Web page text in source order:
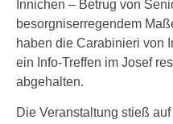
Innichen – Betrug von
besorgniserregendem
haben die Carabinieri von
ein Info-Treffen im Josef
abgehalten.
Die Veranstaltung stieß